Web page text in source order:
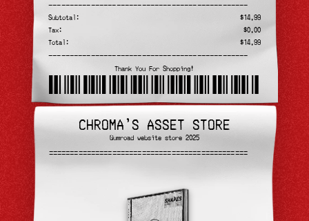
———————————————————————————————————————————————
Subtotal:
$14.99
Tax:
$0.00
Total:
$14.99
———————————————————————————————————————————————
Thank You For Shopping!
chromaslab
CHROMA'S ASSET STORE
Gumroad website store 2025
———————————————————————————————————————————————
———————————————————————————————————————————————